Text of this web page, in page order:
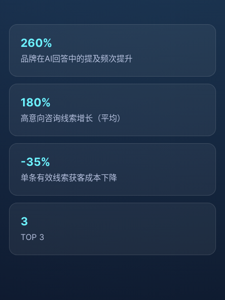
260%
品牌在AI回答中的提及频次提升
180%
高意向咨询线索增长（平均）
-35%
单条有效线索获客成本下降
3
TOP 3